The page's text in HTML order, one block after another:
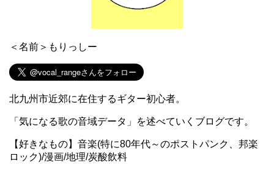
＜名前＞もりっしー
北九州市近郊に在住するギター初心者。
「気になる歌の音域データ」を述べていくブログです。
【好きなもの】音楽(特に80年代～のポストパンク、邦楽
ロック)/漫画/地理/炭酸飲料